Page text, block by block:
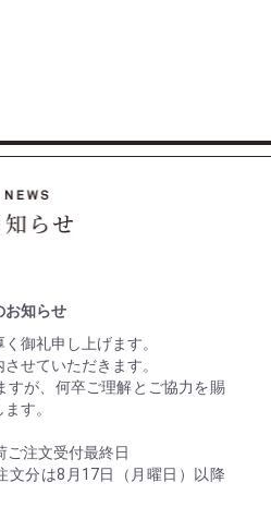
お知らせ
御礼申し上げます。
せていただきます。
すが、何卒ご理解とご協力を賜
す。
ご注文受付最終日
文分は8月17日（月曜日）以降